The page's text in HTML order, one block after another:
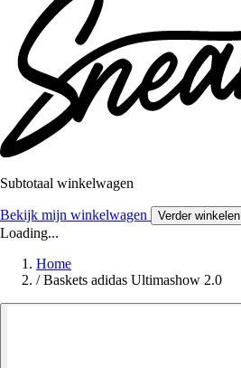
Subtotaal winkelwagen
Bekijk mijn winkelwagen Verder winkelen
Loading...
Home
/ Baskets adidas Ultimashow 2.0